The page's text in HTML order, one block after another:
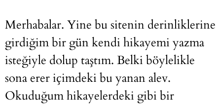
Merhabalar. Yine bu sitenin derinliklerine
girdiğim bir gün kendi hikayemi yazma
isteğiyle dolup taştım. Belki böylelikle
sona erer içimdeki bu yanan alev.
Okuduğum hikayelerdeki gibi bir